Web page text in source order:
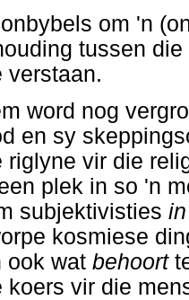
om 'n
tussen
verstaan.
word nog
en sy
riglyne vir die
plek in so 'n
subjektivisties
kosmiese
ook wat behoort
koers vir die